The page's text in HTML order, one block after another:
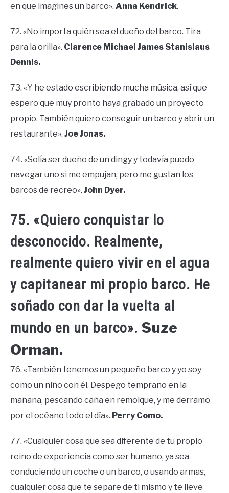
en que imagines un barco». Anna Kendrick.
72. «No importa quién sea el dueño del barco. Tira
para la orilla». Clarence Michael James Stanislaus
Dennis.
73. «Y he estado escribiendo mucha música, así que
espero que muy pronto haya grabado un proyecto
propio. También quiero conseguir un barco y abrir un
restaurante». Joe Jonas.
74. «Solía ser dueño de un dingy y todavía puedo
navegar uno si me empujan, pero me gustan los
barcos de recreo». John Dyer.
75. «Quiero conquistar lo
desconocido. Realmente,
realmente quiero vivir en el agua
y capitanear mi propio barco. He
soñado con dar la vuelta al
mundo en un barco». Suze
Orman.
76. «También tenemos un pequeño barco y yo soy
como un niño con él. Despego temprano en la
mañana, pescando caña en remolque, y me derramo
por el océano todo el día». Perry Como.
77. «Cualquier cosa que sea diferente de tu propio
reino de experiencia como ser humano, ya sea
conduciendo un coche o un barco, o usando armas,
cualquier cosa que te separe de ti mismo y te lleve